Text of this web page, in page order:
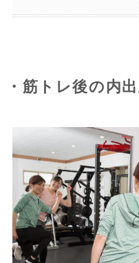
・筋トレ後の内